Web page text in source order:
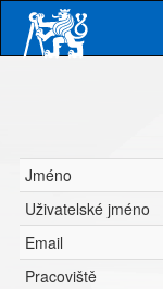
main
Jméno
Uživatelské jméno
Email
Pracoviště